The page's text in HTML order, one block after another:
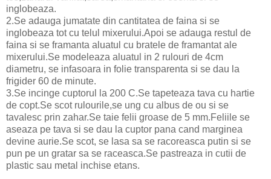
inglobeaza.
2.Se adauga jumatate din cantitatea de faina si se
inglobeaza tot cu telul mixerului.Apoi se adauga restul de
faina si se framanta aluatul cu bratele de framantat ale
mixerului.Se modeleaza aluatul in 2 rulouri de 4cm
diametru, se infasoara in folie transparenta si se dau la
frigider 60 de minute.
3.Se incinge cuptorul la 200 C.Se tapeteaza tava cu hartie
de copt.Se scot rulourile,se ung cu albus de ou si se
tavalesc prin zahar.Se taie felii groase de 5 mm.Feliile se
aseaza pe tava si se dau la cuptor pana cand marginea
devine aurie.Se scot, se lasa sa se racoreasca putin si se
pun pe un gratar sa se raceasca.Se pastreaza in cutii de
plastic sau metal inchise etans.